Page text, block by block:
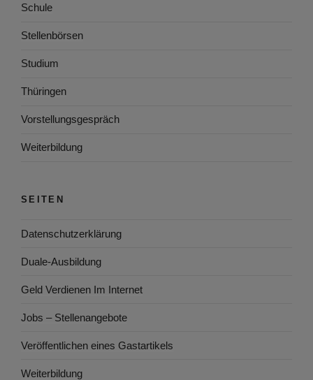
Schule
Stellenbörsen
Studium
Thüringen
Vorstellungsgespräch
Weiterbildung
SEITEN
Datenschutzerklärung
Duale-Ausbildung
Geld Verdienen Im Internet
Jobs – Stellenangebote
Veröffentlichen eines Gastartikels
Weiterbildung